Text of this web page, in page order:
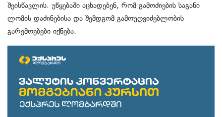
შეისწავლის. უწყებაში აცხადებენ, რომ გამოძიების საგანი
ლომის დაძინებისა და შემდგომ გამოუღვიძებლობის
გარემოებები იქნება.